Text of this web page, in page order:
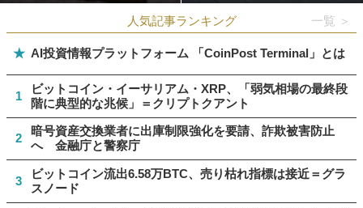
人気記事ランキング 一覧 ＞
★ AI投資情報プラットフォーム 「CoinPost Terminal」とは
1
ビットコイン・イーサリアム・XRP、「弱気相場の最終段
階に典型的な兆候」＝クリプトクアント
2
暗号資産交換業者に出庫制限強化を要請、詐欺被害防止
へ 金融庁と警察庁
3
ビットコイン流出6.58万BTC、売り枯れ指標は接近＝グラ
スノード